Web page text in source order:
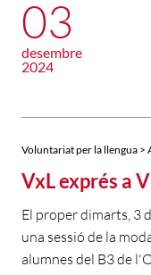
03
desembre
2024
Voluntariat per la llengua >
VxL exprés a
El proper dimarts, 3
una sessió de la
alumnes del B3 de